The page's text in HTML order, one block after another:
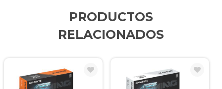
PRODUCTOS
RELACIONADOS